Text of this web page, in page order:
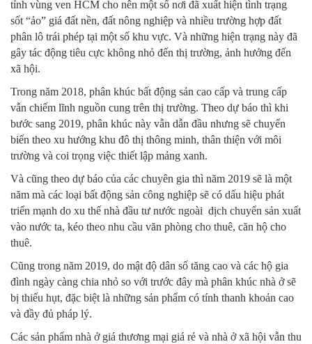
tỉnh vùng ven HCM cho nên một số nơi đã xuất hiện tình trạng
sốt “ảo” giá đất nền, đất nông nghiệp và nhiều trường hợp đất
phân lô trái phép tại một số khu vực. Và những hiện trạng này đã
gây tác động tiêu cực không nhỏ đến thị trường, ảnh hưởng đến
xã hội.
Trong năm 2018, phân khúc bất động sản cao cấp và trung cấp
vẫn chiếm lĩnh nguồn cung trên thị trường. Theo dự báo thì khi
bước sang 2019, phân khúc này vẫn dẫn đầu nhưng sẽ chuyển
biến theo xu hướng khu đô thị thông minh, thân thiện với môi
trường và coi trọng việc thiết lập mảng xanh.
Và cũng theo dự báo của các chuyên gia thì năm 2019 sẽ là một
năm mà các loại bất động sản công nghiệp sẽ có dấu hiệu phát
triển mạnh do xu thế nhà đầu tư nước ngoài dịch chuyển sản xuất
vào nước ta, kéo theo nhu cầu văn phòng cho thuê, căn hộ cho
thuê.
Cũng trong năm 2019, do mật độ dân số tăng cao và các hộ gia
đình ngày càng chia nhỏ so với trước đây mà phân khúc nhà ở sẽ
bị thiếu hụt, đặc biệt là những sản phẩm có tính thanh khoản cao
và đầy đủ pháp lý.
Các sản phẩm nhà ở giá thương mại giá rẻ và nhà ở xã hội vẫn thu